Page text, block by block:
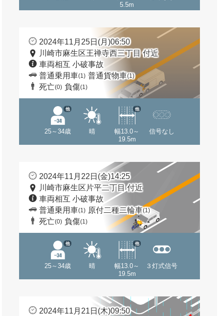
5.5m
2024年11月25日(月)06:50
川崎市麻生区王禅寺西三丁目 付近
車両相互 小破事故
普通乗用車(1) 普通貨物車(1)
死亡(0) 負傷(1)
25～34歳
他
晴
幅13.0～
19.5m
他
信号なし
2024年11月22日(金)14:25
川崎市麻生区片平二丁目 付近
車両相互 小破事故
普通乗用車(1) 原付二種二輪車(1)
死亡(0) 負傷(1)
25～34歳
他
晴
幅13.0～
19.5m
他
３灯式信号
2024年11月21日(木)09:50